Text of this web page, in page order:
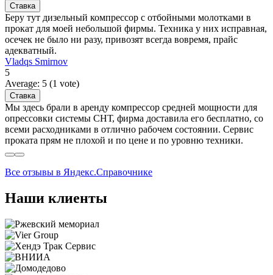
Беру тут дизельный компрессор с отбойными молотками в
прокат для моей небольшой фирмы. Техника у них исправная,
осечек не было ни разу, привозят всегда вовремя, прайс
адекватный.
Vladqs Smirnov
5
Average: 5 (1 vote)
Мы здесь брали в аренду компрессор средней мощности для
опрессовки системы СНТ, фирма доставила его бесплатно, со
всеми расходниками в отлично рабочем состоянии. Сервис
проката прям не плохой и по цене и по уровню техники.
Все отзывы в Яндекс.Справочнике
Наши клиенты